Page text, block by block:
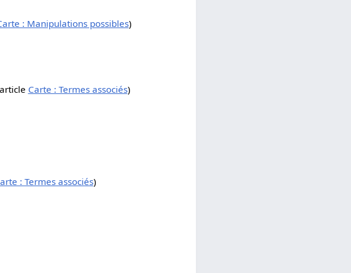
: Manipulations possibles)
Carte : Termes associés)
: Termes associés)